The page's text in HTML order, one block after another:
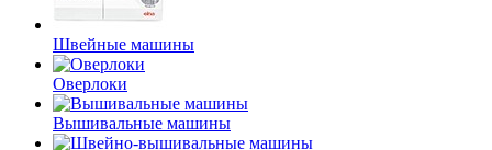
Швейные машины
Оверлоки
Вышивальные машины